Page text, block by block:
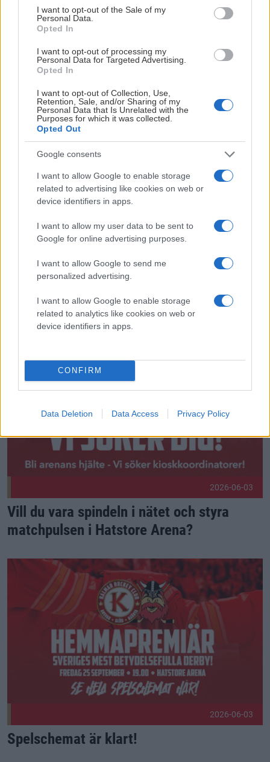
consent section.
I want to opt-out of the Sale of my
Personal Data.
Opted In
I want to opt-out of processing my
Personal Data for Targeted Advertising.
Opted In
I want to opt-out of Collection, Use,
Retention, Sale, and/or Sharing of my
Personal Data that Is Unrelated with the
Purposes for which it was collected.
Opted Out
Google consents
I want to allow Google to enable storage
related to advertising like cookies on web or
device identifiers in apps.
I want to allow my user data to be sent to
Google for online advertising purposes.
I want to allow Google to send me
personalized advertising.
I want to allow Google to enable storage
related to analytics like cookies on web or
device identifiers in apps.
CONFIRM
Data Deletion Data Access Privacy Policy
Välkommen till Kalmar HC, Micke!
Welcome, Brett! Publicerad 2026-06-04
Welcome, Brett!
2026-06-03
Vill du vara spindeln i nätet och styra
matchpulsen i Hatstore Arena?
Spelschemat är klart! Publicerad 2026-06-03
2026-06-03
Spelschemat är klart!